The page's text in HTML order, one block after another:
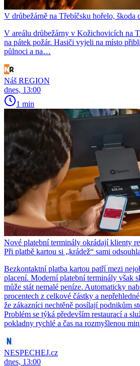
V drůbežárně na Třebíčsku hořelo, škoda
V areálu drůbežárny v Kožichovicích na
na pátek požár. Hasiči vyjeli na místo
půlnoci a na…
Náš REGION
dnes, 13:00
1 min
Nové platební terminály okrádají klienty
Při platbě kartou si „krádež“ sami
Bezkontaktní platba kartou patří mezi
placení. Moderní platební terminály však
může stát nemalé peníze. Automaticky
procentech z celkové částky a
že zákazníci nechtěně posílají podnikům
Problém se týká především restaurací a
pokladny rychlé a čas na rozmyšlenou
NESPECHEJ.cz
dnes, 13:00